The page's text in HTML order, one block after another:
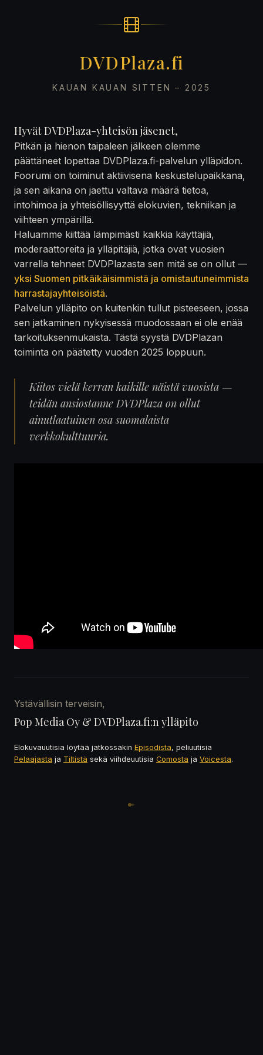
DVDPlaza.fi
KAUAN KAUAN SITTEN – 2025
Hyvät DVDPlaza-yhteisön jäsenet,
Pitkän ja hienon taipaleen jälkeen olemme
päättäneet lopettaa DVDPlaza.fi-palvelun ylläpidon.
Foorumi on toiminut aktiivisena keskustelupaikkana,
ja sen aikana on jaettu valtava määrä tietoa,
intohimoa ja yhteisöllisyyttä elokuvien, tekniikan ja
viihteen ympärillä.
Haluamme kiittää lämpimästi kaikkia käyttäjiä,
moderaattoreita ja ylläpitäjiä, jotka ovat vuosien
varrella tehneet DVDPlazasta sen mitä se on ollut —
yksi Suomen pitkäikäisimmistä ja omistautuneimmista
harrastajayhteisöistä.
Palvelun ylläpito on kuitenkin tullut pisteeseen, jossa
sen jatkaminen nykyisessä muodossaan ei ole enää
tarkoituksenmukaista. Tästä syystä DVDPlazan
toiminta on päätetty vuoden 2025 loppuun.
Kiitos vielä kerran kaikille näistä vuosista —
teidän ansiostanne DVDPlaza on ollut
ainutlaatuinen osa suomalaista
verkkokulttuuria.
Ystävällisin terveisin,
Pop Media Oy & DVDPlaza.fi:n ylläpito
Elokuvauutisia löytää jatkossakin Episodista, peliuutisia
Pelaajasta ja Tiltistä sekä viihdeuutisia Comosta ja Voicesta.